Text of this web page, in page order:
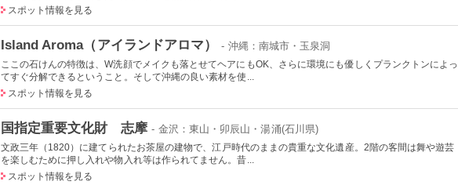
スポット情報を見る
Island Aroma（アイランドアロマ） - 沖縄：南城市・玉泉洞
ここの石けんの特徴は、W洗顔でメイクも落とせてヘアにもOK、さらに環境にも優しくプランクトンによっ
てすぐ分解できるということ。そして沖縄の良い素材を使...
スポット情報を見る
国指定重要文化財 志摩 - 金沢：東山・卯辰山・湯涌(石川県)
文政三年（1820）に建てられたお茶屋の建物で、江戸時代のままの貴重な文化遺産。2階の客間は舞や遊芸
を楽しむために押し入れや物入れ等は作られてません。昔...
スポット情報を見る